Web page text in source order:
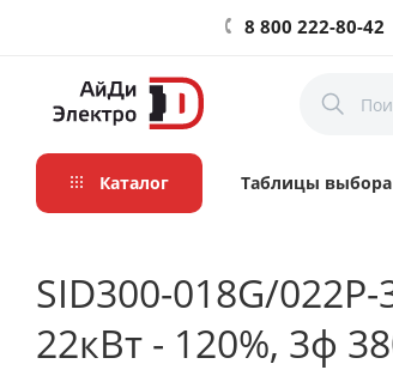
8 800 222-80-42
Каталог Таблицы выбора
SID300-018G/
22кВт - 120%, 3ф